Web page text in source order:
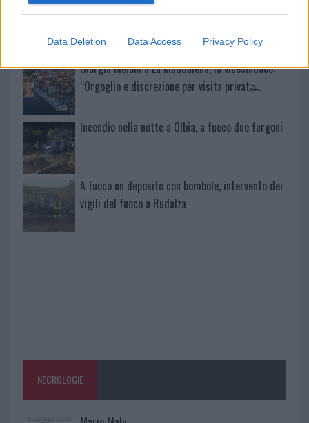
Data Deletion Data Access Privacy Policy
Jovanotti, Gabry Ponte e Alfa: Olbia ombelico del
Giorgia Meloni a La Maddalena, la vicesindaco:
“Orgoglio e discrezione per visita privata̶…
Incendio nella notte a Olbia, a fuoco due furgoni
A fuoco un deposito con bombole, intervento dei
vigili del fuoco a Rudalza
NECROLOGIE